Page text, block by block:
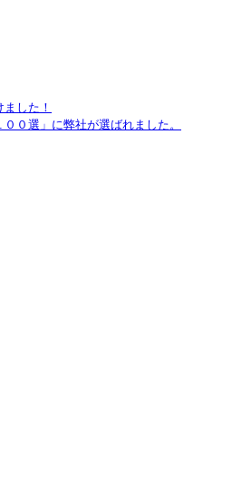
した！
０選」に弊社が選ばれました。